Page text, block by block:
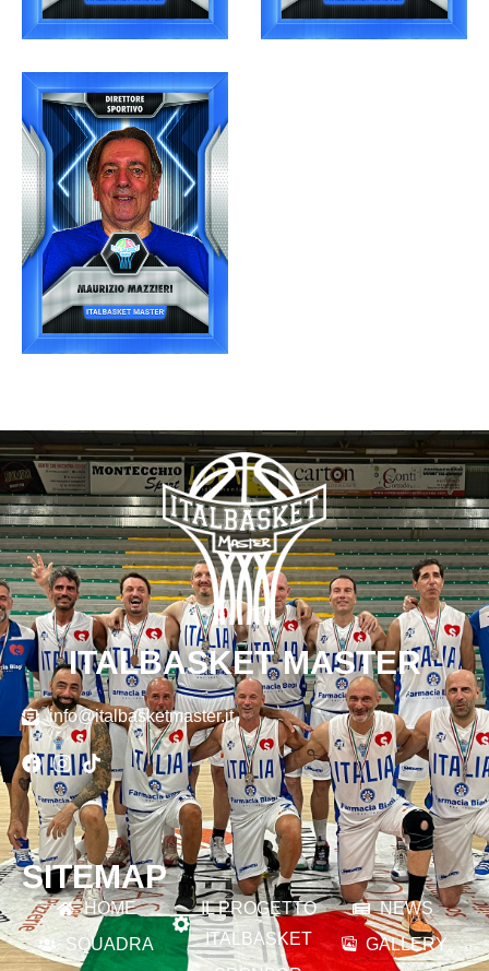
ITALBASKET MASTER
info@italbasketmaster.it
SITEMAP
HOME
SQUADRA
IL PROGETTO
ITALBASKET
NEWS
GALLERY